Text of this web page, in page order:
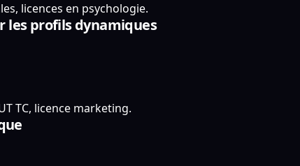
licences en psychologie.
les profils dynamiques
TC, licence marketing.